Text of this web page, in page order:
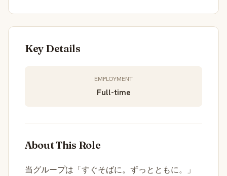
Key Details
EMPLOYMENT
Full-time
About This Role
当グループは「すぐそばに。ずっとともに。」